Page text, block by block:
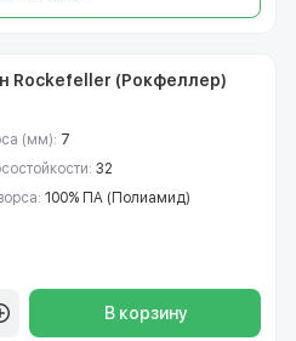
Rockefeller (Рокфеллер)
(мм): 7
32
100% ПА (Полиамид)
В корзину